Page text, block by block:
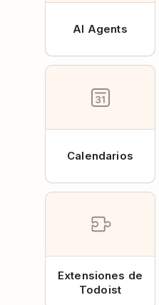
AI Agents
Calendarios
Extensiones de
Todoist